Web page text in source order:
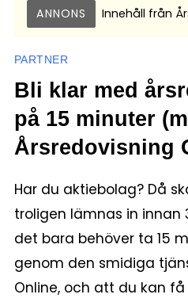
ANNONS Innehåll från
PARTNER
Bli klar med
på 15 minuter
Årsredovisning
Har du aktiebolag? Då
troligen lämnas in innan
det bara behöver ta 15
genom den smidiga
Online, och att du kan